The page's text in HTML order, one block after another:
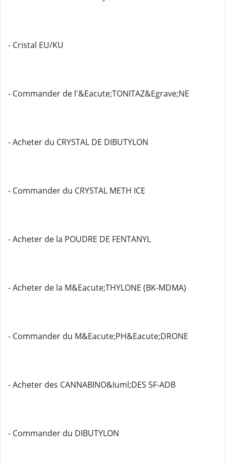
- Cristal EU/KU
- Commander de l'&Eacute;TONITAZ&Egrave;NE
- Acheter du CRYSTAL DE DIBUTYLON
- Commander du CRYSTAL METH ICE
- Acheter de la POUDRE DE FENTANYL
- Acheter de la M&Eacute;THYLONE (BK-MDMA)
- Commander du M&Eacute;PH&Eacute;DRONE
- Acheter des CANNABINO&Iuml;DES 5F-ADB
- Commander du DIBUTYLON